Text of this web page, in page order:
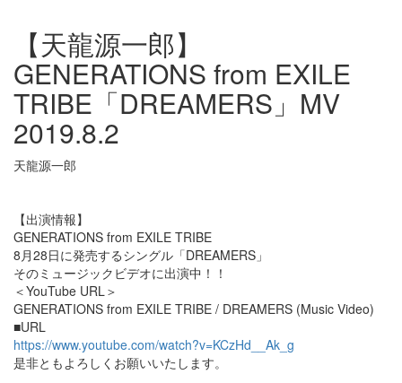
【天龍源一郎】
GENERATIONS from EXILE
TRIBE「DREAMERS」MV
2019.8.2
天龍源一郎
【出演情報】
GENERATIONS from EXILE TRIBE
8月28日に発売するシングル「DREAMERS」
そのミュージックビデオに出演中！！
＜YouTube URL＞
GENERATIONS from EXILE TRIBE / DREAMERS (Music Video)
■URL
https://www.youtube.com/watch?v=KCzHd__Ak_g
是非ともよろしくお願いいたします。